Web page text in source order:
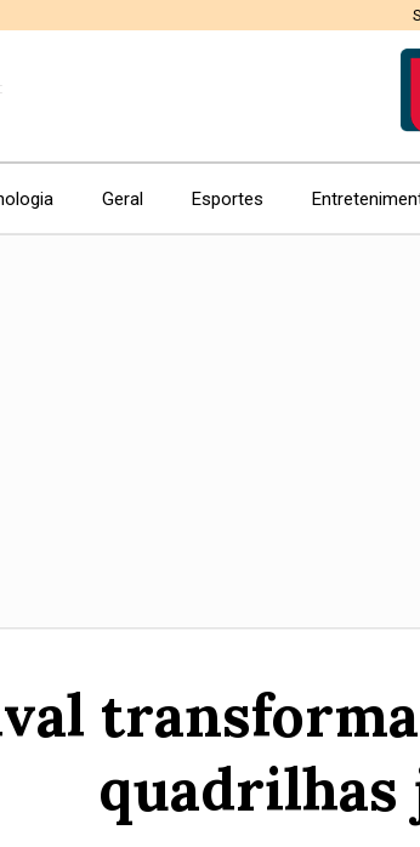
Geral Esportes
transforma
quadrilhas